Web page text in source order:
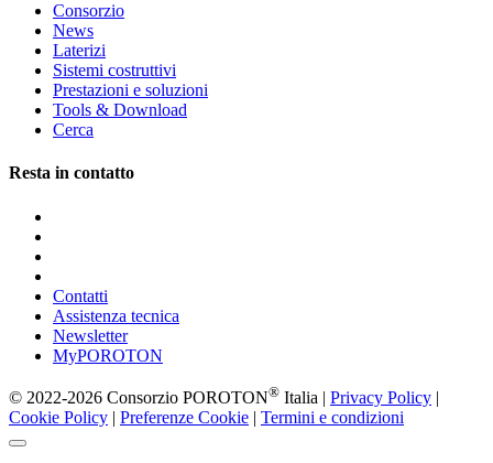
Consorzio
News
Laterizi
Sistemi costruttivi
Prestazioni e soluzioni
Tools & Download
Cerca
Resta in contatto
Contatti
Assistenza tecnica
Newsletter
MyPOROTON
© 2022-2026 Consorzio POROTON® Italia | Privacy Policy |
Cookie Policy | Preferenze Cookie | Termini e condizioni